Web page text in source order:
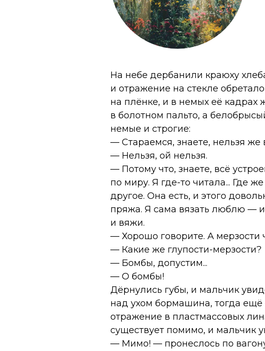
На небе дербанили краюху
и отражение на стекле
на плёнке, и в немых её кадрах
в болотном пальто, а
немые и строгие:
— Стараемся, знаете, нельзя же
— Нельзя, ой нельзя.
— Потому что, знаете, всё
по миру. Я где-то читала... Где
другое. Она есть, и этого
пряжа. Я сама вязать люблю —
и вяжи.
— Хорошо говорите. А мерзости
— Какие же глупости-мерзости?
— Бомбы, допустим...
— О бомбы!
Дёрнулись губы, и мальчик
над ухом бормашина, тогда
отражение в пластмассовых
существует помимо, и мальчик
— Мимо! — пронеслось по